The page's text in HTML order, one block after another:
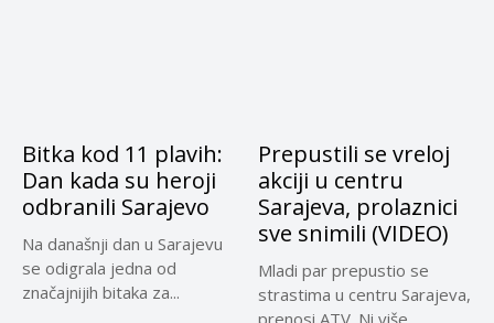
Bitka kod 11 plavih:
Dan kada su heroji
odbranili Sarajevo
Na današnji dan u Sarajevu
se odigrala jedna od
značajnijih bitaka za...
Prepustili se vreloj
akciji u centru
Sarajeva, prolaznici
sve snimili (VIDEO)
Mladi par prepustio se
strastima u centru Sarajeva,
prenosi ATV. Ni više,...